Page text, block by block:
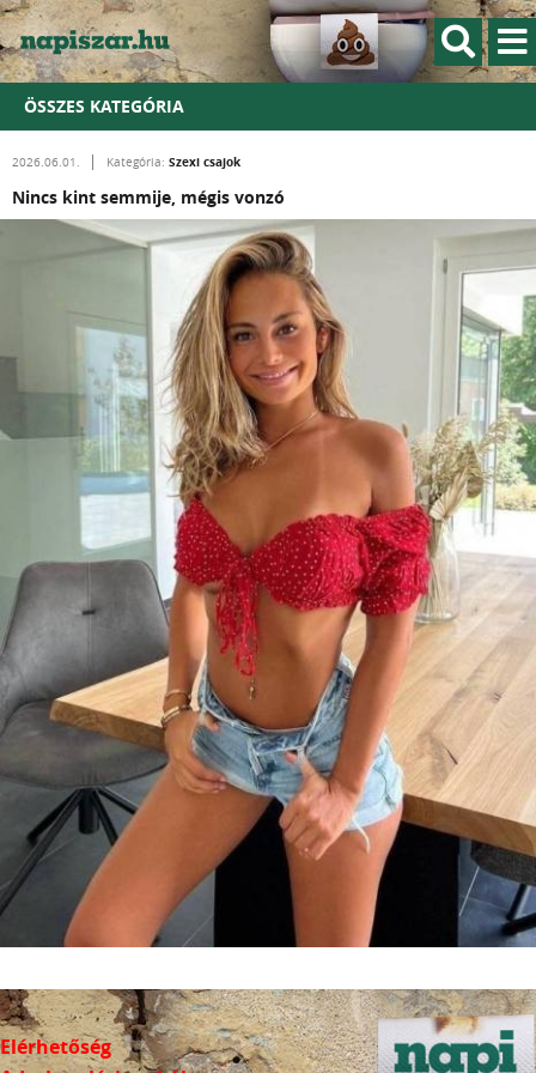
ÖSSZES KATEGÓRIA
2026.06.01. Kategória: Szexi csajok
Nincs kint semmije, mégis vonzó
Elérhetőség